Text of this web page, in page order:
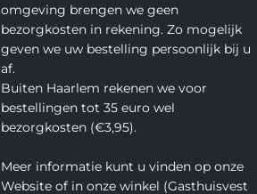
omgeving brengen we geen
bezorgkosten in rekening. Zo mogelijk
geven we uw bestelling persoonlijk bij u
af.
Buiten Haarlem rekenen we voor
bestellingen tot 35 euro wel
bezorgkosten (€3,95).
Meer informatie kunt u vinden op onze
Website of in onze winkel (Gasthuisvest